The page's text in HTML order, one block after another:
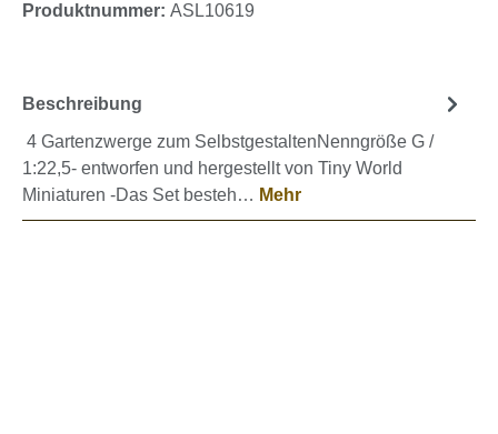
Produktnummer: ASL10619
Beschreibung
4 Gartenzwerge zum SelbstgestaltenNenngröße G /
1:22,5- entworfen und hergestellt von Tiny World
Miniaturen -Das Set besteh… Mehr